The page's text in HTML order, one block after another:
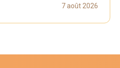
7 août 2026